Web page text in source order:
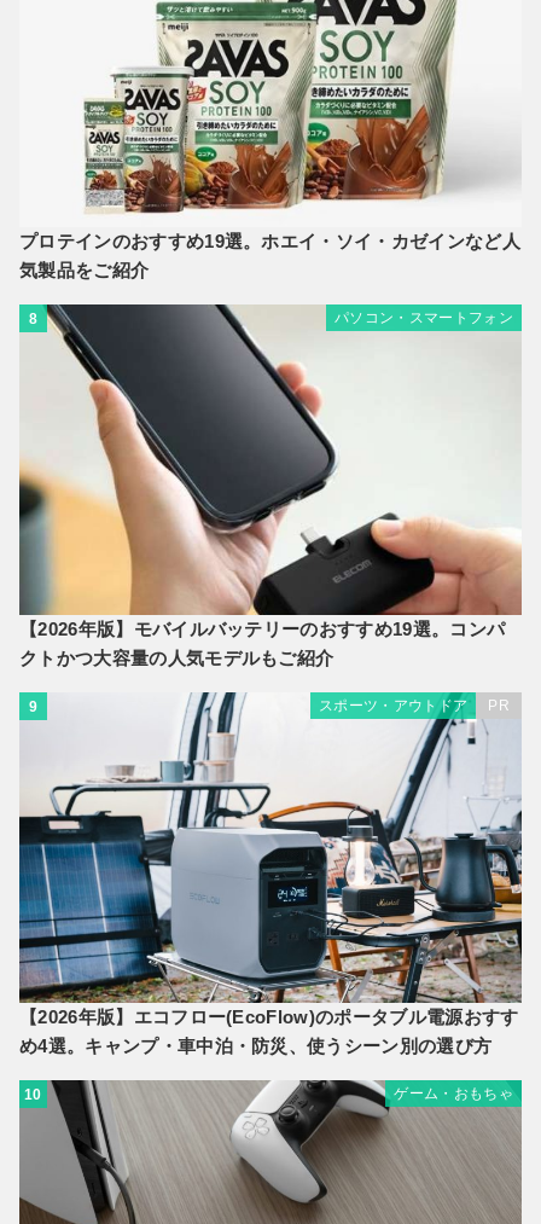
プロテインのおすすめ19選。ホエイ・ソイ・カゼインなど人
気製品をご紹介
8 パソコン・スマートフォン
【2026年版】モバイルバッテリーのおすすめ19選。コンパ
クトかつ大容量の人気モデルもご紹介
9 スポーツ・アウトドア PR
【2026年版】エコフロー(EcoFlow)のポータブル電源おすす
め4選。キャンプ・車中泊・防災、使うシーン別の選び方
10 ゲーム・おもちゃ